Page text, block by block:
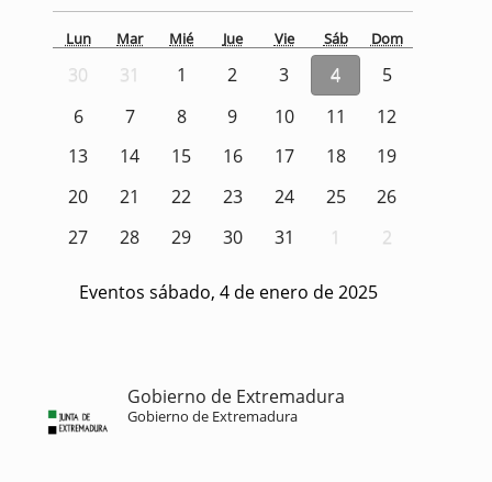
Lun Mar Mié Jue Vie Sáb Dom
30 31 1 2 3 4
5
6
7 8 9 10 11
12
13
14 15 16 17 18
19
20
21 22 23 24 25
26
27
28 29 30 31 1 2
Eventos sábado, 4 de enero de 2025
Gobierno de Extremadura
Gobierno de Extremadura